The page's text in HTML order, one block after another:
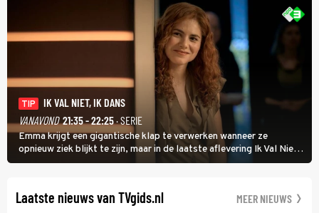
TIP
IK VAL NIET, IK DANS
VANAVOND 21:35 - 22:25· SERIE
Emma krijgt een gigantische klap te verwerken wanneer ze
opnieuw ziek blijkt te zijn, maar in de laatste aflevering Ik Val Niet,
Ik Dans laat ze zien dat ze niet van plan is op te geven, zelfs als ze
Laatste nieuws van TVgids.nl MEER NIEUWS